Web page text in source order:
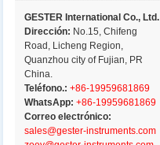
GESTER International Co., Ltd.
Dirección: No.15, Chifeng
Road, Licheng Region,
Quanzhou city of Fujian, PR
China.
Teléfono.: +86-19959681869
WhatsApp: +86-19959681869
Correo electrónico:
sales@gester-instruments.com